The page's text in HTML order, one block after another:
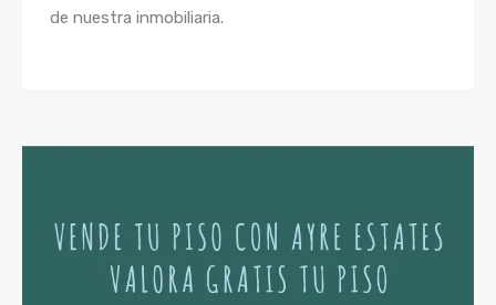
de nuestra inmobiliaria.